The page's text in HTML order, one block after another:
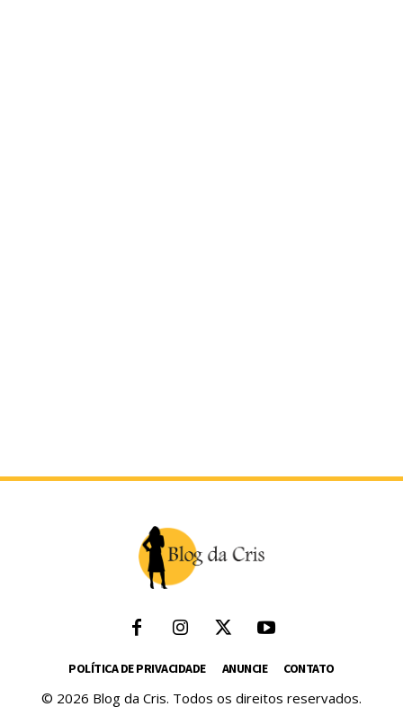
POLÍTICA DE PRIVACIDADE ANUNCIE CONTATO
© 2026 Blog da Cris. Todos os direitos reservados.